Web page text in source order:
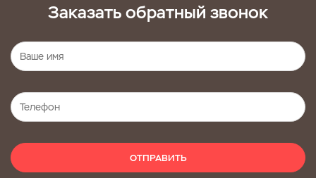
Заказать обратный звонок
ОТПРАВИТЬ